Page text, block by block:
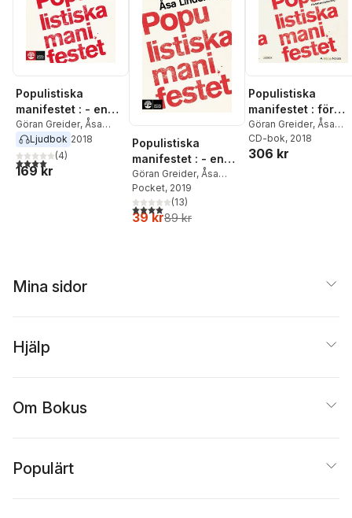
Populistiska
manifestet : - en
bok om populism
Göran Greider, Åsa
Linderborg
Ljudbok 2018
4,0utav 5 stjärnor. Totalt antal röster:
(4)
169 kr
Populistiska
manifestet : - en
bok om populism
Göran Greider, Åsa
Linderborg
Pocket, 2019
4,0utav 5 stjärnor. Totalt antal röster:
(13)
39 kr89 kr
Populistiska
manifestet : för
knegare,
arbetslösa,
tandlösa och 90
Göran Greider, Åsa
Linderborg
CD-bok, 2018
306 kr
Mina sidor
Hjälp
Om Bokus
Populärt